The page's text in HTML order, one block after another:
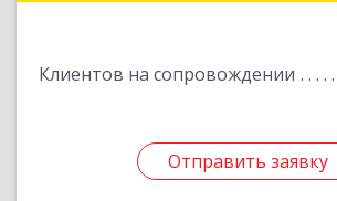
Клиентов на сопровождении
Отправить заявку
Отправить заявку